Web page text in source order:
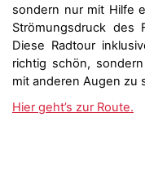
sondern nur mit Hilfe
Strömungsdruck des
Diese Radtour
richtig schön,
mit anderen Augen zu
Hier geht’s zur Route.